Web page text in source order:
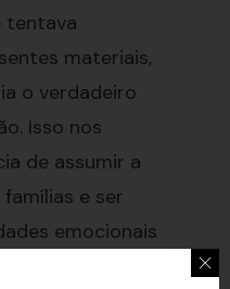
tentava
materiais,
o verdadeiro
Isso nos
de assumir a
e ser
emocionais